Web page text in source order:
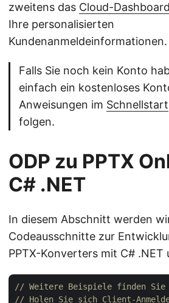
zweitens das Cloud-Dashboard
Ihre personalisierten
Kundenanmeldeinformationen.
Falls Sie noch kein Konto
einfach ein kostenloses
Anweisungen im Schnellstart
folgen.
ODP zu PPTX
C# .NET
In diesem Abschnitt werden
Codeausschnitte zur
PPTX-Konverters mit C# .NET
// Weitere Beispiele finden Sie
// Holen Sie sich Client-